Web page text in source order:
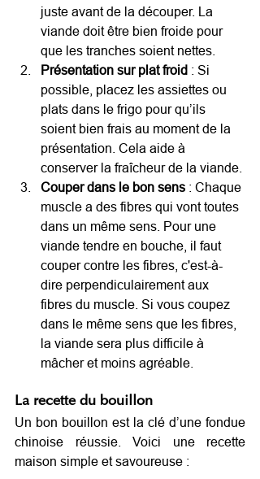
juste avant de la découper. La
viande doit être bien froide pour
que les tranches soient nettes.
Présentation sur plat froid : Si
possible, placez les assiettes ou
plats dans le frigo pour qu’ils
soient bien frais au moment de la
présentation. Cela aide à
conserver la fraîcheur de la viande.
Couper dans le bon sens : Chaque
muscle a des fibres qui vont toutes
dans un même sens. Pour une
viande tendre en bouche, il faut
couper contre les fibres, c'est-à-
dire perpendiculairement aux
fibres du muscle. Si vous coupez
dans le même sens que les fibres,
la viande sera plus difficile à
mâcher et moins agréable.
La recette du bouillon
Un bon bouillon est la clé d’une fondue
chinoise réussie. Voici une recette
maison simple et savoureuse :